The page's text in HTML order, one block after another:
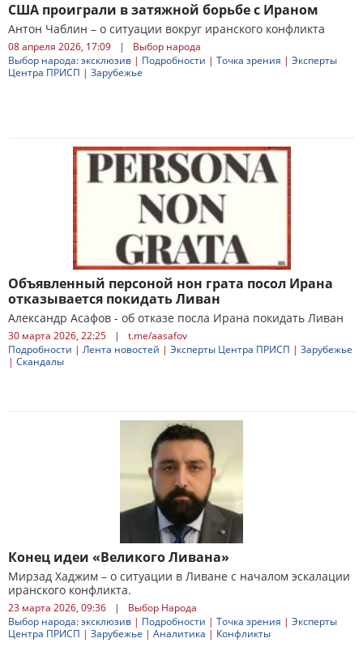
США проиграли в затяжной борьбе с Ираном
Антон Чаблин – о ситуации вокруг иранского конфликта
08 апреля 2026, 17:09 |
Выбор народа
Выбор народа: эксклюзив | Подробности | Точка зрения | Эксперты
Центра ПРИСП | Зарубежье
Объявленный персоной нон грата посол Ирана
отказывается покидать Ливан
Александр Асафов - об отказе посла Ирана покидать Ливан
30 марта 2026, 22:25 |
t.me/aasafov
Подробности | Лента новостей | Эксперты Центра ПРИСП | Зарубежье
| Скандалы
Конец идеи «Великого Ливана»
Мирзад Хаджим – о ситуации в Ливане с началом эскалации
иранского конфликта.
23 марта 2026, 09:36 |
Выбор Народа
Выбор народа: эксклюзив | Подробности | Точка зрения | Эксперты
Центра ПРИСП | Зарубежье | Аналитика | Конфликты